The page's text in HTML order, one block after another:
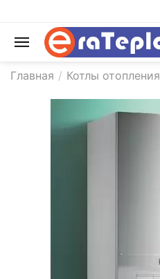
Главная / Котлы отопления